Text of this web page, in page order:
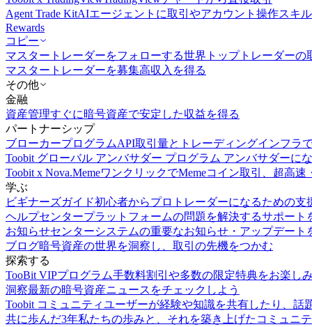
Agent Trade KitAIエージェントに取引やアカウント操作スキ
Rewards
コピー
マスタートレーダーをフォローする世界トップトレーダーの
マスタートレーダーを募集高収入を得る
その他
金融
資産管理すぐに暗号資産で安定した収益を得る
パートナーシップ
ブローカープログラムAPI取引量とトレーディングインフラ
Toobit グローバル アンバサダー プログラム アンバサダーに
Toobit x Nova.MemeワンクリックでMemeコイン取引、超高
学ぶ
ビギナーズガイド初心者からプロトレーダーになるための支
ヘルプセンタープラットフォームの問題を解決するサポート
お知らせセンターシステムの重要なお知らせ・アップデート
ブログ暗号資産の世界を洞察し、取引の先機をつかむ
探索する
TooBit VIPプログラム手数料割引や多数の限定特典をお楽し
洞察最新の暗号資産ニュースをチェックしよう
Toobit コミュニティユーザーが経験や知識を共有したり、話
共に歩んだ3年私たちの歩みと、それを築き上げたコミュニ